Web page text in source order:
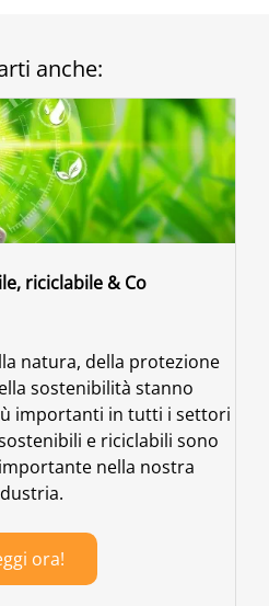
anche:
riciclabile & Co
natura, della protezione
sostenibilità stanno
importanti in tutti i settori
e riciclabili sono
nella nostra
ora!